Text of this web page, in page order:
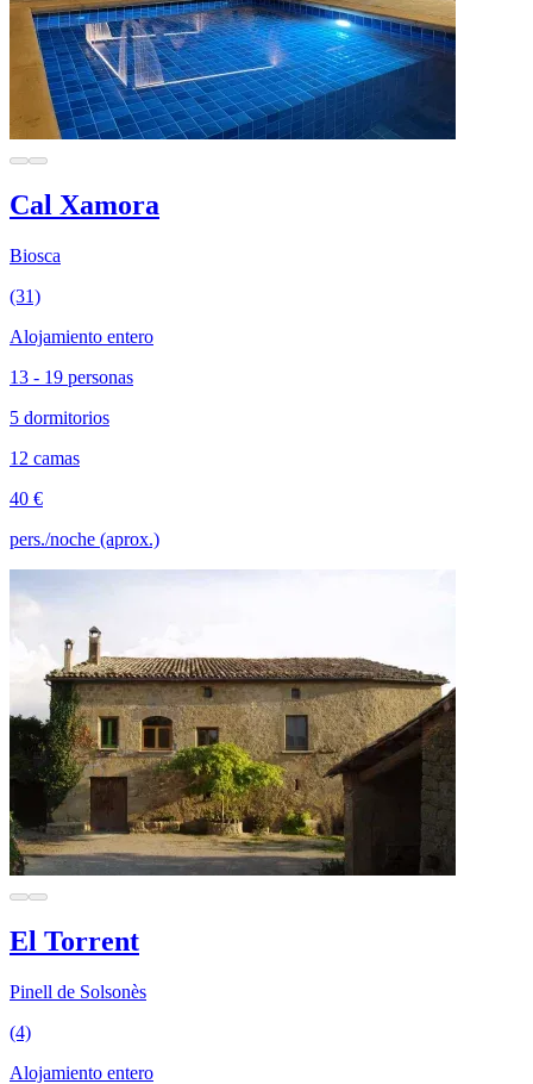
Cal Xamora
Biosca
(31)
Alojamiento entero
13 - 19 personas
5 dormitorios
12 camas
40 €
pers./noche (aprox.)
El Torrent
Pinell de Solsonès
(4)
Alojamiento entero